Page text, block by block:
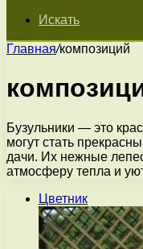
Искать
Главная/композиций
Бузульники — это
могут стать
дачи. Их нежные
атмосферу тепла и
Цветник